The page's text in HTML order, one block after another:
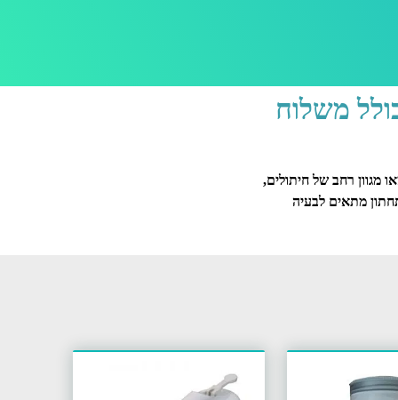
משלוח
מגוון רחב של חיתולים,
מתאים לבעיה